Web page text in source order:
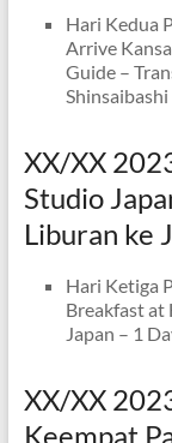
Hari Kedua
Arrive
Guide –
XX/XX
Studio
Liburan ke
Hari Ketiga
Breakfast at
Japan – 1
XX/XX
Keempat